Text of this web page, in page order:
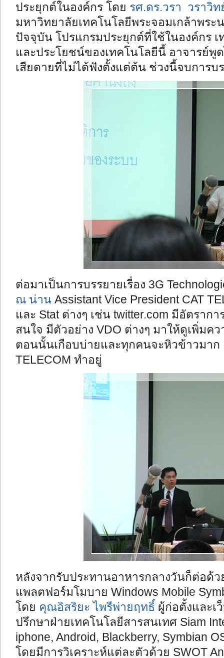
ประยุกต์ในองค์กร โดย รศ.ดร.วรา วราวิท
มหาวิทยาลัยเทคโนโลยีพระจอมเกล้าพร
ปัจจุบัน โปรแกรมประยุกต์ที่ใช้ในองค์กร
และประโยชน์ของเทคโนโลยีนี้ อาจารย์พู
เสียดายที่ไม่ได้ฟังตั้งแต่ต้น ช่วงนี้จบการบ
ต่อมาเป็นการบรรยายเรื่อง 3G
ณ น่าน Assistant Vice President CAT
และ Stat ต่างๆ เช่น twitter.com มีอัตราก
สนใจ มีตัวอย่าง VDO ต่างๆ มาให้ดูเพิ่มค
ตอนนั้นเกือบบ่ายและทุกคนจะหิวข้าวมาก
TELECOM ทำอยู่
หลังจากรับประทานอาหารกลางวันก็ต่อด้ว
แพลตฟอร์มโมบาย Windows Mobile
โดย คุณอิสริยะ ไพรีพ่ายฤทธิ์ ผู้ก่อตั้งและเ
ปรึกษาฝ่ายเทคโนโลยีสารสนเทศ Siam
iphone, Android, Blackberry, Symbian
โดยมีการวิเคราะห์แต่ละตัวด้วย SWOT